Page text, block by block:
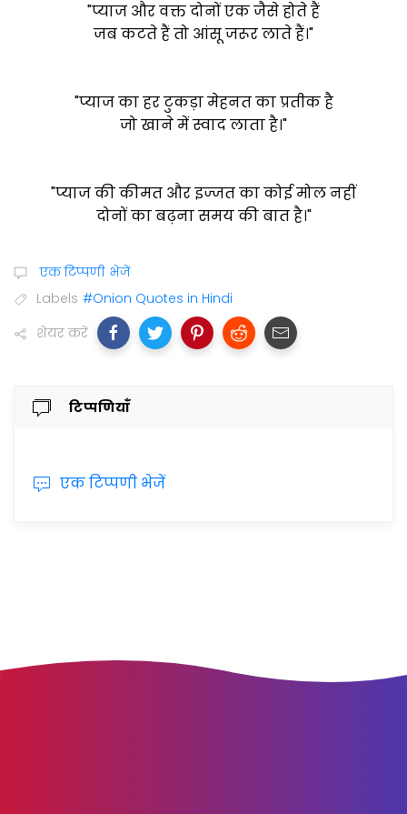
"प्याज और वक्त दोनों एक जैसे होते हैं
जब कटते हैं तो आंसू जरूर लाते हैं।"
"प्याज का हर टुकड़ा मेहनत का प्रतीक है
जो खाने में स्वाद लाता है।"
"प्याज की कीमत और इज्जत का कोई मोल नहीं
दोनों का बढ़ना समय की बात है।"
एक टिप्पणी भेजें
Labels #Onion Quotes in Hindi
शेयर करें
टिप्पणियाँ
एक टिप्पणी भेजें